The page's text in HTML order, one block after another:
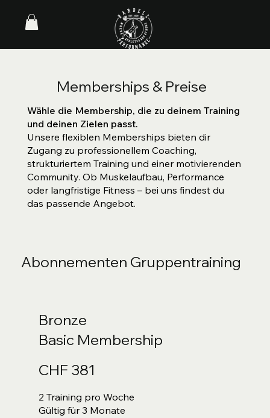
Memberships & Preise
Wähle die Membership, die zu deinem Training
und deinen Zielen passt.
Unsere flexiblen Memberships bieten dir
Zugang zu professionellem Coaching,
strukturiertem Training und einer motivierenden
Community. Ob Muskelaufbau, Performance
oder langfristige Fitness – bei uns findest du
das passende Angebot.
Abonnementen Gruppentraining
Bronze
Basic Membership
2 Training pro Woche
Gültig für 3 Monate
CHF 381